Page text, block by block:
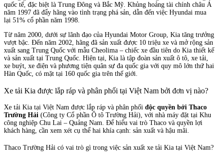
quốc tế, đặc biệt là Trung Đông và Bắc Mỹ. Khủng hoảng tài chính châu Á
năm 1997 đã đẩy hãng vào tình trạng phá sản, dẫn đến việc Hyundai mua
lại 51% cổ phần năm 1998.
Từ năm 2000, dưới sự lãnh đạo của Hyundai Motor Group, Kia tăng trưởng
vượt bậc. Đến năm 2002, hãng đã sản xuất được 10 triệu xe và mở rộng sản
xuất sang Trung Quốc với mẫu Cheolima – chiếc xe đầu tiên do Kia thiết kế
và sản xuất tại Trung Quốc. Hiện tại, Kia là tập đoàn sản xuất ô tô, xe tải,
xe buýt, xe điện và phương tiện quân sự đa quốc gia với quy mô lớn thứ hai
Hàn Quốc, có mặt tại 160 quốc gia trên thế giới.
Xe tải Kia được lắp ráp và phân phối tại Việt Nam bởi đơn vị nào?
Xe tải Kia tại Việt Nam được lắp ráp và phân phối độc quyền bởi Thaco
Trường Hải (Công ty Cổ phần Ô tô Trường Hải), với nhà máy đặt tại Khu
công nghiệp Chu Lai – Quảng Nam. Để hiểu vai trò Thaco và quyền lợi
khách hàng, cần xem xét cụ thể hai khía cạnh: sản xuất và hậu mãi.
Thaco Trường Hải có vai trò gì trong việc sản xuất xe tải Kia tại Việt Nam?